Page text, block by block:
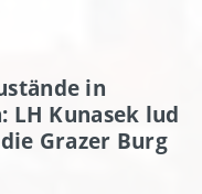
in
LH Kunasek lud
Grazer Burg